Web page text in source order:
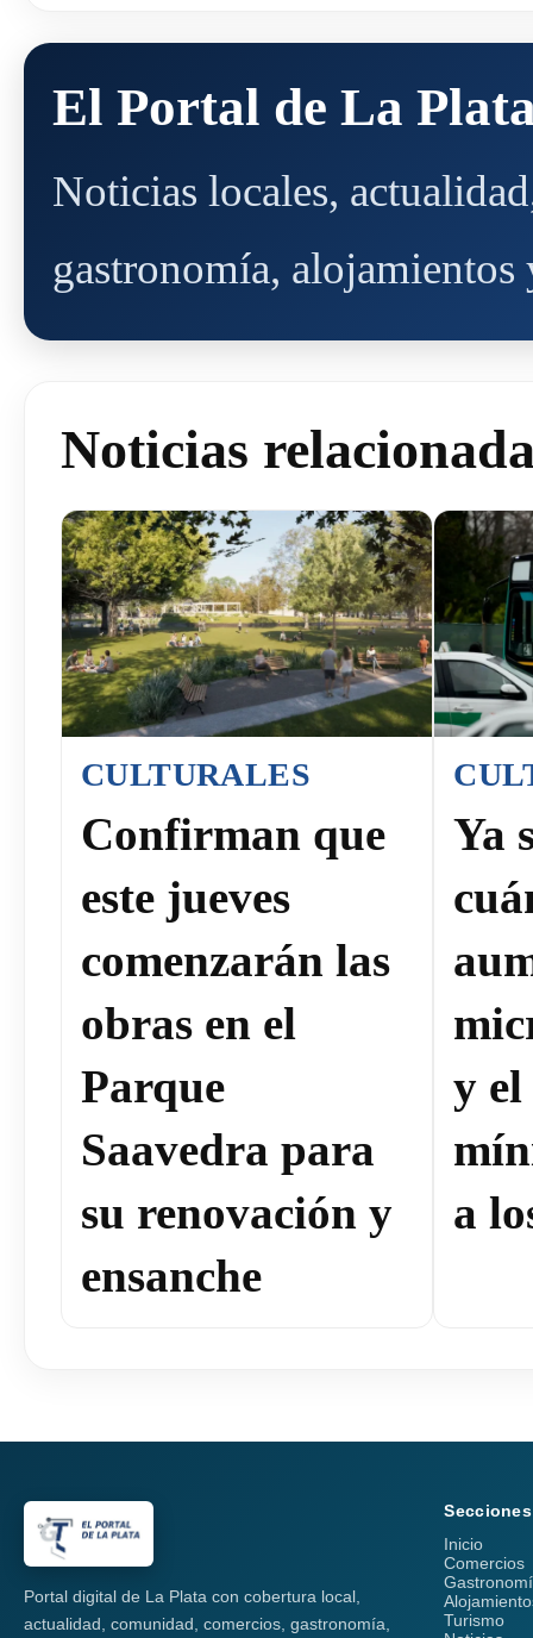
El Portal de La
Noticias locales,
gastronomía,
Noticias
CULTURALES
Confirman que
este jueves
comenzarán las
obras en el
Parque
Saavedra para
su renovación y
ensanche
Ya
y
a
Portal digital de La Plata con cobertura local,
actualidad, comunidad, comercios, gastronomía,
Secciones
Inicio
Comercios
Turismo